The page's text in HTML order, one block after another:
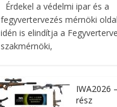
Érdekel a védelmi ipar és a
fegyvertervezés mérnöki
idén is elindítja a
szakmérnöki,
IWA2026
rész